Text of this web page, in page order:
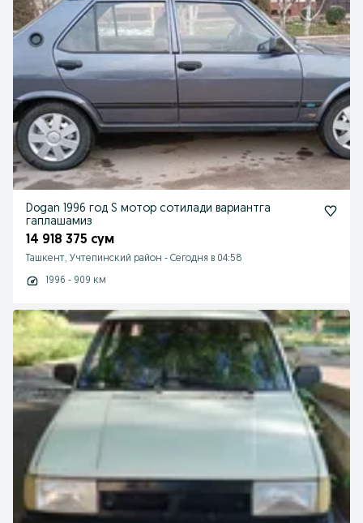
Dogan 1996 год S мотор сотилади вариантга
гаплашамиз
14 918 375 сум
Ташкент, Учтепинский район - Сегодня в 04:58
1996 - 909 км